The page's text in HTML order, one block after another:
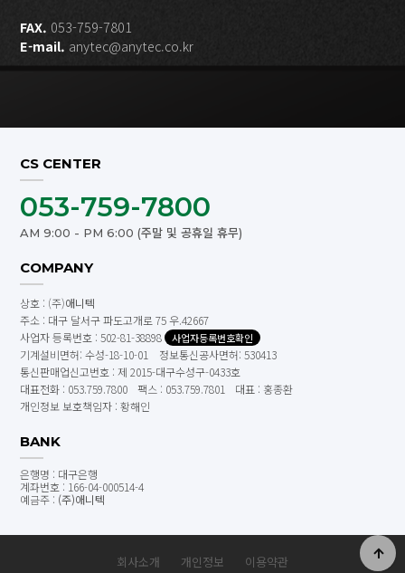
FAX. 053-759-7801
E-mail. anytec@anytec.co.kr
CS CENTER
053-759-7800
AM 9:00 - PM 6:00 (주말 및 공휴일 휴무)
COMPANY
상호 : (주)애니텍
주소 : 대구 달서구 파도고개로 75 우.42667
사업자 등록번호 : 502-81-38898 사업자등록번호확인
기계설비면허: 수성-18-10-01 정보통신공사면허: 530413
통신판매업신고번호 : 제 2015-대구수성구-0433호
대표전화 : 053.759.7800
팩스 : 053.759.7801
대표 : 홍종환
개인정보 보호책임자 : 황해인
BANK
은행명 : 대구은행
계좌번호 : 166-04-000514-4
예금주 : (주)애니텍
회사소개 개인정보 이용약관